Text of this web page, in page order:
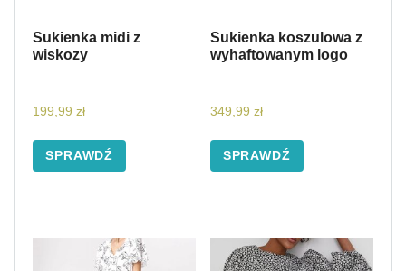
Sukienka midi z
wiskozy
199,99 zł
SPRAWDŹ
Sukienka koszulowa z
wyhaftowanym logo
349,99 zł
SPRAWDŹ